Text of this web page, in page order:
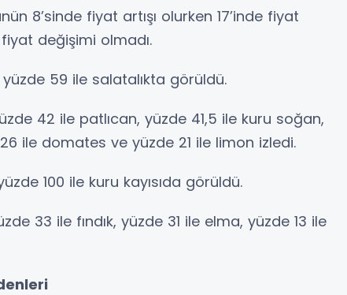
8’sinde fiyat artışı olurken 17’inde fiyat
değişimi olmadı.
59 ile salatalıkta görüldü.
42 ile patlıcan, yüzde 41,5 ile kuru soğan,
ile domates ve yüzde 21 ile limon izledi.
100 ile kuru kayısıda görüldü.
33 ile fındık, yüzde 31 ile elma, yüzde 13 ile